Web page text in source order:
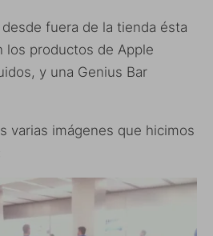
fuera de la tienda ésta
los productos de Apple
y una Genius Bar
varias imágenes que hicimos